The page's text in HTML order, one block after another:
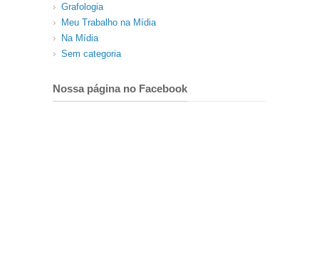
Grafologia
Meu Trabalho na Mídia
Na Mídia
Sem categoria
Nossa página no Facebook